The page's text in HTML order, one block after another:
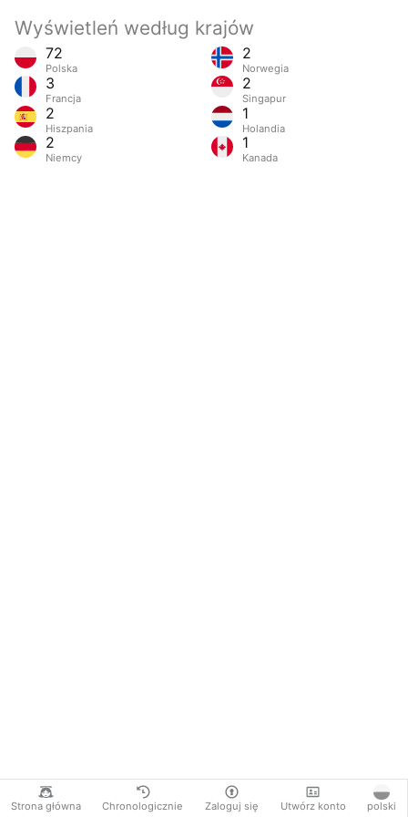
Strona główna Chronologicznie Zaloguj się Utwórz konto polski
Wyświetleń według krajów
72
Polska
3
Francja
2
Hiszpania
2
Niemcy
2
Norwegia
2
Singapur
1
Holandia
1
Kanada